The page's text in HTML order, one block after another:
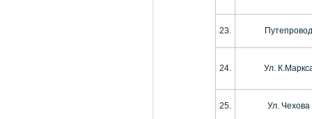
23. Путепровод
24. Ул.
25. Ул. Чехова